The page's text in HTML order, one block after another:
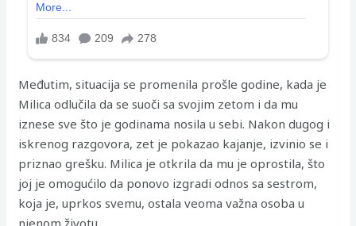
Međutim, situacija se promenila prošle godine, kada je
Milica odlučila da se suoči sa svojim zetom i da mu
iznese sve što je godinama nosila u sebi. Nakon dugog i
iskrenog razgovora, zet je pokazao kajanje, izvinio se i
priznao grešku. Milica je otkrila da mu je oprostila, što
joj je omogućilo da ponovo izgradi odnos sa sestrom,
koja je, uprkos svemu, ostala veoma važna osoba u
njenom životu.